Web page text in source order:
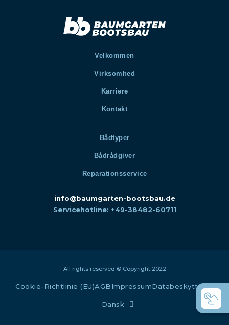
Bådtyper
Bådrådgiver
Reparationsservice
Velkommen
Virksomhed
Karriere
Kontakt
info@baumgarten-bootsbau.de
Servicehotline: +49-38482-60711
All rights reserved © Copyright 2022
Cookie-Richtlinie (EU)AGBImpressumDatabeskyttelse
Dansk